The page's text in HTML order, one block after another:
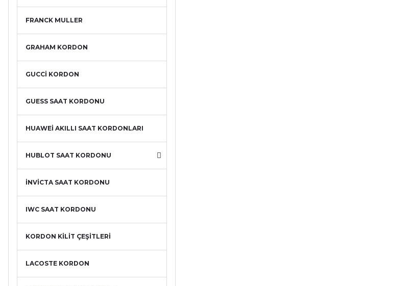
FRANCK MULLER
GRAHAM KORDON
GUCCİ KORDON
GUESS SAAT KORDONU
HUAWEİ AKILLI SAAT KORDONLARI
HUBLOT SAAT KORDONU
İNVİCTA SAAT KORDONU
IWC SAAT KORDONU
KORDON KİLİT ÇEŞİTLERİ
LACOSTE KORDON